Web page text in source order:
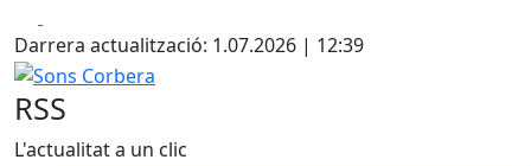
Darrera actualització: 1.07.2026 | 12:39
Sons Corbera
RSS
L'actualitat a un clic